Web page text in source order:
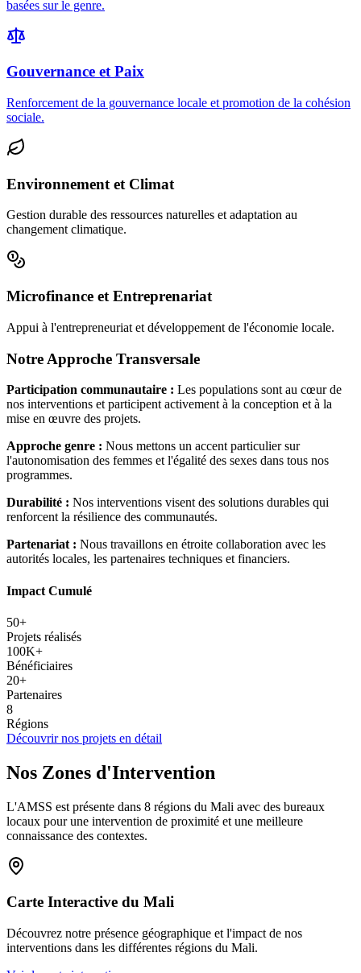
basées sur le genre.
Gouvernance et Paix
Renforcement de la gouvernance locale et promotion de la cohésion
sociale.
Environnement et Climat
Gestion durable des ressources naturelles et adaptation au
changement climatique.
Microfinance et Entreprenariat
Appui à l'entrepreneuriat et développement de l'économie locale.
Notre Approche Transversale
Participation communautaire : Les populations sont au cœur de
nos interventions et participent activement à la conception et à la
mise en œuvre des projets.
Approche genre : Nous mettons un accent particulier sur
l'autonomisation des femmes et l'égalité des sexes dans tous nos
programmes.
Durabilité : Nos interventions visent des solutions durables qui
renforcent la résilience des communautés.
Partenariat : Nous travaillons en étroite collaboration avec les
autorités locales, les partenaires techniques et financiers.
Impact Cumulé
50+
Projets réalisés
100K+
Bénéficiaires
20+
Partenaires
8
Régions
Découvrir nos projets en détail
Nos Zones d'Intervention
L'AMSS est présente dans 8 régions du Mali avec des bureaux
locaux pour une intervention de proximité et une meilleure
connaissance des contextes.
Carte Interactive du Mali
Découvrez notre présence géographique et l'impact de nos
interventions dans les différentes régions du Mali.